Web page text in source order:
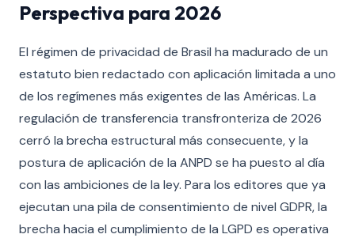
Perspectiva para 2026
El régimen de privacidad de Brasil ha madurado de un
estatuto bien redactado con aplicación limitada a uno
de los regímenes más exigentes de las Américas. La
regulación de transferencia transfronteriza de 2026
cerró la brecha estructural más consecuente, y la
postura de aplicación de la ANPD se ha puesto al día
con las ambiciones de la ley. Para los editores que ya
ejecutan una pila de consentimiento de nivel GDPR, la
brecha hacia el cumplimiento de la LGPD es operativa